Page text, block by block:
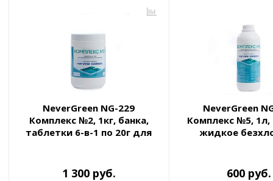
NeverGreen NG-229
Комплекс №2, 1кг, банка,
таблетки 6-в-1 по 20г для
1 300 руб.
NeverGreen
Комплекс №5, 1л,
жидкое
600 руб.